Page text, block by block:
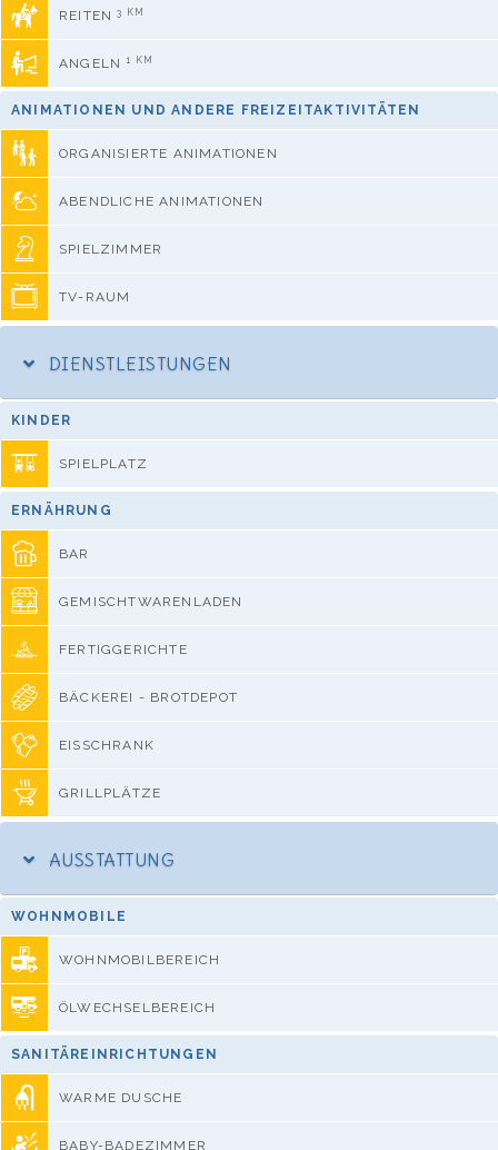
REITEN3 KM
ANGELN 1 KM
ANIMATIONEN UND ANDERE FREIZEITAKTIVITÄTEN
ORGANISIERTE ANIMATIONEN
ABENDLICHE ANIMATIONEN
SPIELZIMMER
TV-RAUM
DIENSTLEISTUNGEN
KINDER
SPIELPLATZ
ERNÄHRUNG
BAR
GEMISCHTWARENLADEN
FERTIGGERICHTE
BÄCKEREI - BROTDEPOT
EISSCHRANK
GRILLPLÄTZE
AUSSTATTUNG
WOHNMOBILE
WOHNMOBILBEREICH
ÖLWECHSELBEREICH
SANITÄREINRICHTUNGEN
WARME DUSCHE
BABY-BADEZIMMER